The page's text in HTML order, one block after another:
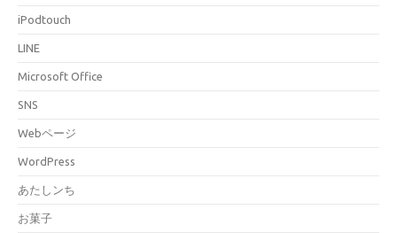
iPodtouch
LINE
Microsoft Office
SNS
Webページ
WordPress
あたしンち
お菓子